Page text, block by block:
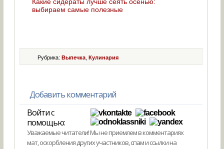
выбираем самые полезные
Рубрика:Выпечка ,Кулинария
Добавить комментарий
Войти с
помощью:
Уважаемые читатели! Мы не приемлем в комментариях
мат, оскорбления других участников, спам и ссылки на